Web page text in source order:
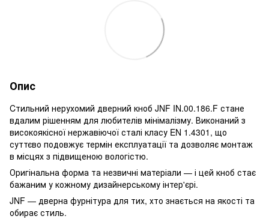
Опис
Cтильний нерухомий дверний кноб JNF IN.00.186.F стане
вдалим рішенням для любителів мінімалізму. Виконаний з
високоякісної нержавіючої сталі класу EN 1.4301, що
суттєво подовжує термін експлуатації та дозволяє монтаж
в місцях з підвищеною вологістю.
Оригінальна форма та незвичні матеріали — і цей кноб стає
бажаним у кожному дизайнерському інтер'єрі.
JNF — дверна фурнітура для тих, хто знається на якості та
обирає стиль.